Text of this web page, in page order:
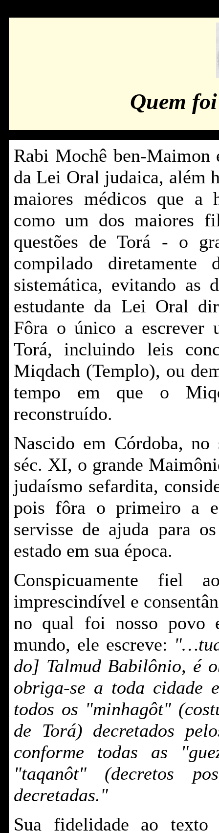
Quem
Rabi Mochê ben-
da Lei Oral judaica, além
maiores médicos que a
como um dos maiores
questões de Torá - o
compilado
sistemática, evitando as
estudante da Lei Oral
Fôra o único a escrever
Torá, incluindo leis
Miqdach (Templo), ou
tempo em que o
reconstruído.
Nascido em Córdoba,
séc. XI, o grande
judaísmo sefardita,
pois fôra o primeiro a
servisse de ajuda para
estado em sua época.
Conspicuamente fiel
imprescindível e
no qual foi nosso povo
mundo, ele escreve:
do] Talmud Babilônio, é
obriga-se a toda cidade
todos os "minhagôt"
de Torá) decretados
conforme todas as
"taqanôt" (decretos
decretadas."
Sua fidelidade ao texto